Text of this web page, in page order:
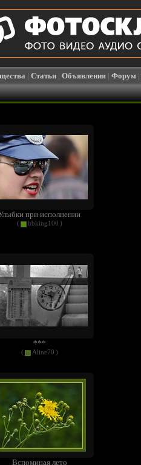
| Статьи | Объявления | Форум |
при исполнении
( bbking100 )
***
( Aline70 )
Вспоминая лето